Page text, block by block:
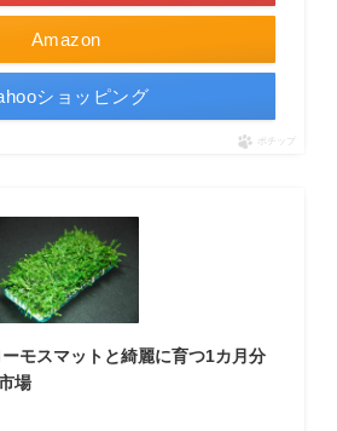
Amazon
ショッピング
ポチップ
モスマットと綺麗に育つ1カ月分
場